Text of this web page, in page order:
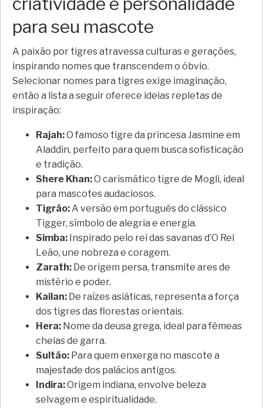
para seu mascote
A paixão por tigres atravessa culturas e gerações,
inspirando nomes que transcendem o óbvio.
Selecionar nomes para tigres exige imaginação,
então a lista a seguir oferece ideias repletas de
inspiração:
Rajah:O famoso tigre da princesa Jasmine em
Aladdin, perfeito para quem busca sofisticação
e tradição.
Shere Khan:O carismático tigre de Mogli, ideal
para mascotes audaciosos.
Tigrão:A versão em português do clássico
Tigger, símbolo de alegria e energia.
Simba: Inspirado pelo rei das savanas d’O Rei
Leão, une nobreza e coragem.
Zarath: De origem persa, transmite ares de
mistério e poder.
Kailan: De raízes asiáticas, representa a força
dos tigres das florestas orientais.
Hera: Nome da deusa grega, ideal para fêmeas
cheias de garra.
Sultão: Para quem enxerga no mascote a
majestade dos palácios antigos.
Indira:Origem indiana, envolve beleza
selvagem e espiritualidade.